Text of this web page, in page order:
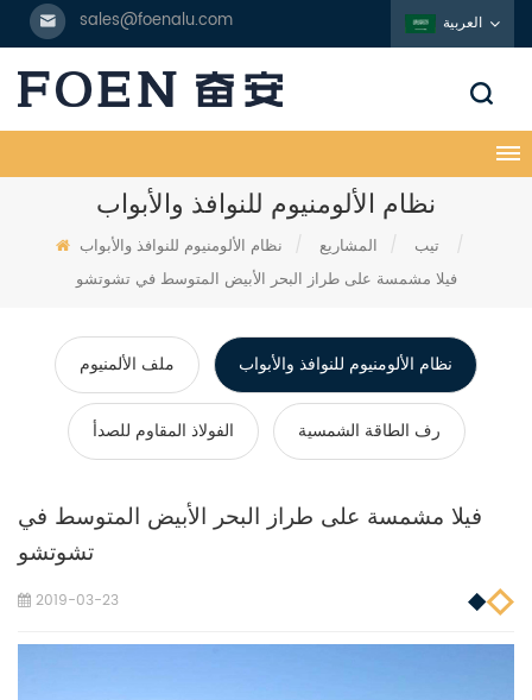
sales@foenalu.com العربية
نظام الألومنيوم للنوافذ والأبواب
تيب / المشاريع / نظام الألومنيوم للنوافذ والأبواب
/
فيلا مشمسة على طراز البحر الأبيض المتوسط في تشوتشو
ملف الألمنيوم نظام الألومنيوم للنوافذ والأبواب
الفولاذ المقاوم للصدأ رف الطاقة الشمسية
فيلا مشمسة على طراز البحر الأبيض المتوسط في
تشوتشو
2019-03-23